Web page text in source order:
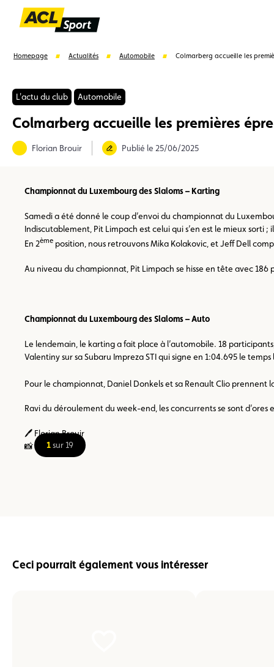
Suggestions
Homepage Actualités Automobile Colmarberg accueille les
L'actu du club Automobile
Colmarberg accueille les premières
Florian Brouir Publié le 25/06/2025
Championnat du Luxembourg des Slaloms – Karting
Samedi a été donné le coup d’envoi du championnat du
Indiscutablement, Pit Limpach est celui qui s’en est le mieux sorti
En 2ème position, nous retrouvons Mika Kolakovic, et Jeff Dell
Au niveau du championnat, Pit Limpach se hisse en tête avec 186
Championnat du Luxembourg des Slaloms – Auto
Le lendemain, le karting a fait place à l’automobile. 18
Valentiny sur sa Subaru Impreza STI qui signe en 1:04.695 le
Pour le championnat, Daniel Donkels et sa Renault Clio prennent
Ravi du déroulement du week-end, les concurrents se sont
🖊️ Florian Brouir
📸 Yves Faber
1sur 19
Ceci pourrait également vous intéresser